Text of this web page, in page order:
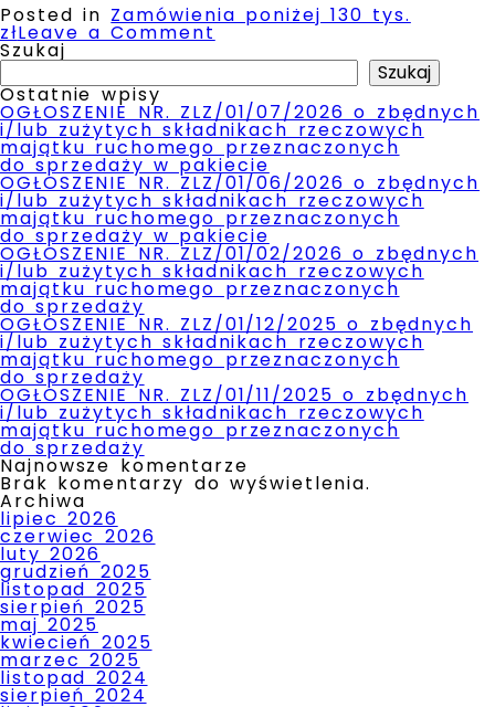
Posted in Zamówienia poniżej 130 tys.
złLeave a Commenton
ZAPYTANIE
OFERTOWE
NR-
KIM-
Z-
14-
12-
2023
(Karty
SIM)
Szukaj
Szukaj
Ostatnie wpisy
OGŁOSZENIE NR. ZLZ/01/07/2026 o zbędnych
i/lub zużytych składnikach rzeczowych
majątku ruchomego przeznaczonych
do sprzedaży w pakiecie
OGŁOSZENIE NR. ZLZ/01/06/2026 o zbędnych
i/lub zużytych składnikach rzeczowych
majątku ruchomego przeznaczonych
do sprzedaży w pakiecie
OGŁOSZENIE NR. ZLZ/01/02/2026 o zbędnych
i/lub zużytych składnikach rzeczowych
majątku ruchomego przeznaczonych
do sprzedaży
OGŁOSZENIE NR. ZLZ/01/12/2025 o zbędnych
i/lub zużytych składnikach rzeczowych
majątku ruchomego przeznaczonych
do sprzedaży
OGŁOSZENIE NR. ZLZ/01/11/2025 o zbędnych
i/lub zużytych składnikach rzeczowych
majątku ruchomego przeznaczonych
do sprzedaży
Najnowsze komentarze
Brak komentarzy do wyświetlenia.
Archiwa
lipiec 2026
czerwiec 2026
luty 2026
grudzień 2025
listopad 2025
sierpień 2025
maj 2025
kwiecień 2025
marzec 2025
listopad 2024
sierpień 2024